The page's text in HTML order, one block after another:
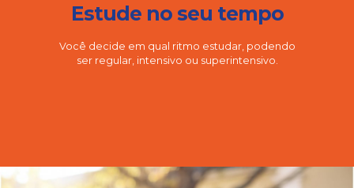
Estude no seu tempo
Você decide em qual ritmo estudar, podendo
ser regular, intensivo ou superintensivo.